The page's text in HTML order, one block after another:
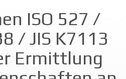
ISO 527 /
/ JIS K7113
Ermittlung